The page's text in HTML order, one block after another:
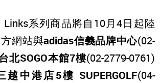
Links系列商品將自10月4日起陸
網站與adidas信義品牌中心(02-
北SOGO本館7樓(02-2779-0761)
越中港店5樓 SUPERGOLF(04-